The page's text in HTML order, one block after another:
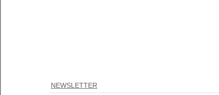
NEWSLETTER